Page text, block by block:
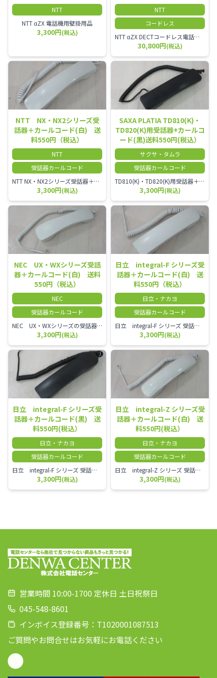
NTT
NTT αZX 電話機用壁掛用品
3,300円(税込)
NTT
コードレス
NTT αZX DECTコードレス電話機(ダイバーシティ方式)
30,800円(税込)
NTT NX・NX2シリーズ受
話器＋カールコード(白) 送
料550円（税込）
NTT
受話器カールコード
NTT NX・NX2シリーズ受話器＋カールコード
3,300円(税込)
SAXA PLATIA TD810(K)・
TD820(K)用受話器+カールコ
ード(黒)送料550円(税込）
サクサ・タムラ
受話器カールコード
TD810(K)・TD820(K)用受話器＋カールコード セット／本商品は中古品となります。 写真では分かりにくいキズ・汚れなどの使用感があります。 予めご理解・ご了承頂きますようお願いいたします。
3,300円(税込)
NEC UX・WXシリーズ受話
器＋カールコード(白) 送料
550円（税込）
NEC
受話器カールコード
NEC UX・WXシリーズの受話器とカールコードセット／本商品は中古品となります。 写真では分かりにくいキズ・汚れなどの使用感があります。 経年変化で日焼けの色味が強くなる場合がございます。 予めご理解・ご了承頂きますようお願いいたします。
3,300円(税込)
日立 integral-F シリーズ受
話器＋カールコード(白) 送
料550円（税込）
日立・ナカヨ
受話器カールコード
日立 integral-F シリーズ 受話器＋カールコード セット（白）／本商品は中古品となります。 写真では分かりにくいキズ・汚れなどの使用感があります。 経年変化で日焼けの色味が強くなる場合がございます。 予めご理解・ご了承頂きますようお願いいたします。
3,300円(税込)
日立 integral-F シリーズ受
話器＋カールコード(黒) 送
料550円(税込）
日立・ナカヨ
受話器カールコード
日立 integral-F シリーズ 受話器＋カールコード セット（白）／本商品は中古品となります。 写真では分かりにくいキズ・汚れなどの使用感があります。 経年変化で日焼けの色味が強くなる場合がございます。 予めご理解・ご了承頂きますようお願いいたします。
3,300円(税込)
日立 integral-Z シリーズ受
話器＋カールコード(白) 送
料550円(税込）
日立・ナカヨ
受話器カールコード
日立 integral-Z シリーズ 受話器＋カールコード セット（白）／本商品は中古品となります。 写真では分かりにくいキズ・汚れなどの使用感があります。 経年変化で日焼けの色味が強くなる場合がございます。 予めご理解・ご了承頂きますようお願いいたします。
3,300円(税込)
営業時間 10:00-1700 定休日 土日祝祭日
045-548-8601
インボイス登録番号：T1020001087513
ご質問やお問合せはお気軽にお電話ください